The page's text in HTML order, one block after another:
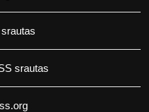
srautas